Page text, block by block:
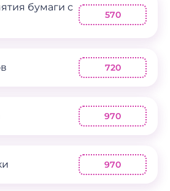
бумаги с
570
720
970
970